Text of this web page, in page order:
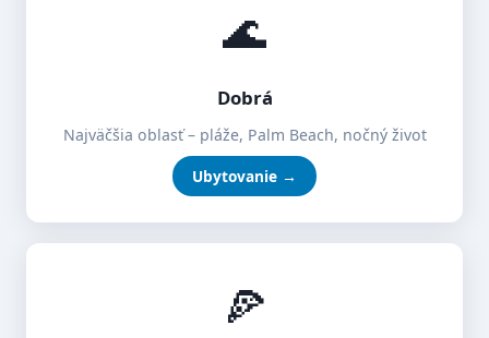
🌊
Dobrá
Najväčšia oblasť – pláže, Palm Beach, nočný život
Ubytovanie →
🍕